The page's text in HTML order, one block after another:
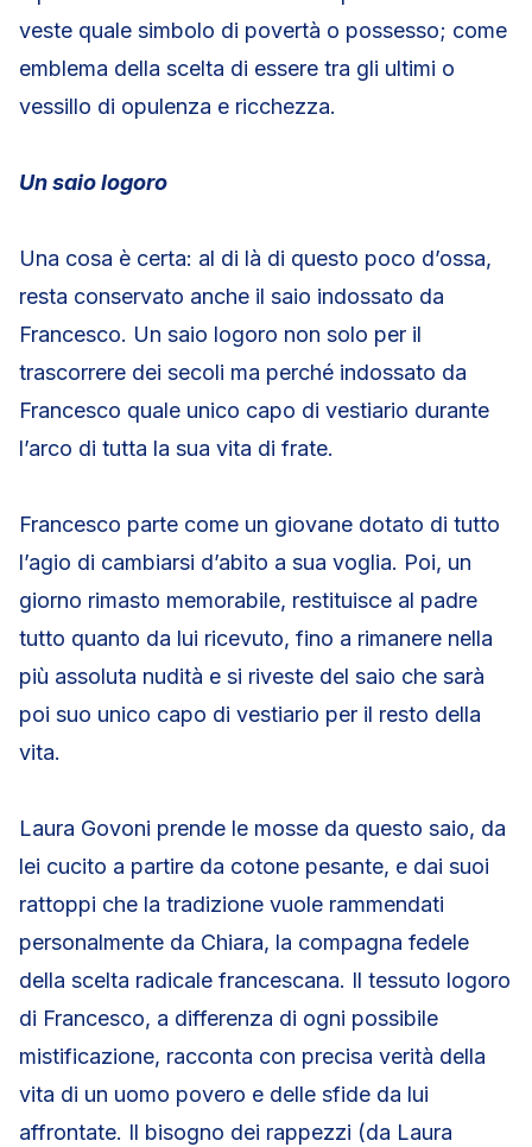
veste quale simbolo di povertà o possesso; come
emblema della scelta di essere tra gli ultimi o
vessillo di opulenza e ricchezza.
Un saio logoro
Una cosa è certa: al di là di questo poco d’ossa,
resta conservato anche il saio indossato da
Francesco. Un saio logoro non solo per il
trascorrere dei secoli ma perché indossato da
Francesco quale unico capo di vestiario durante
l’arco di tutta la sua vita di frate.
Francesco parte come un giovane dotato di tutto
l’agio di cambiarsi d’abito a sua voglia. Poi, un
giorno rimasto memorabile, restituisce al padre
tutto quanto da lui ricevuto, fino a rimanere nella
più assoluta nudità e si riveste del saio che sarà
poi suo unico capo di vestiario per il resto della
vita.
Laura Govoni prende le mosse da questo saio, da
lei cucito a partire da cotone pesante, e dai suoi
rattoppi che la tradizione vuole rammendati
personalmente da Chiara, la compagna fedele
della scelta radicale francescana. Il tessuto logoro
di Francesco, a differenza di ogni possibile
mistificazione, racconta con precisa verità della
vita di un uomo povero e delle sfide da lui
affrontate. Il bisogno dei rappezzi (da Laura